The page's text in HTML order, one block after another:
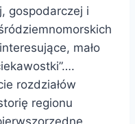
gospodarczej i
mało
rozdziałów
regionu